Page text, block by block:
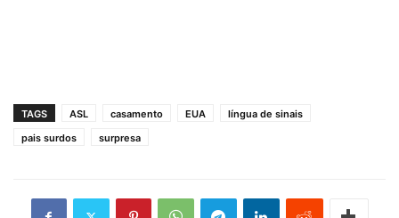
TAGS ASL casamento EUA
língua de sinais
pais surdos
surpresa